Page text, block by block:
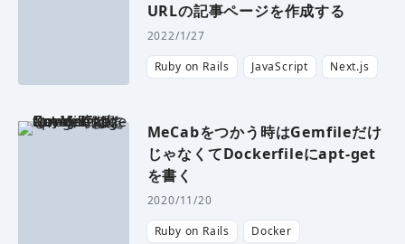
URLの記事ページを作成する
2022/1/27
Ruby on Rails
JavaScript Next.js
MeCabをつかう時はGemfileだけ
じゃなくてDockerfileにapt-get
を書く
2020/11/20
Ruby on Rails
Docker